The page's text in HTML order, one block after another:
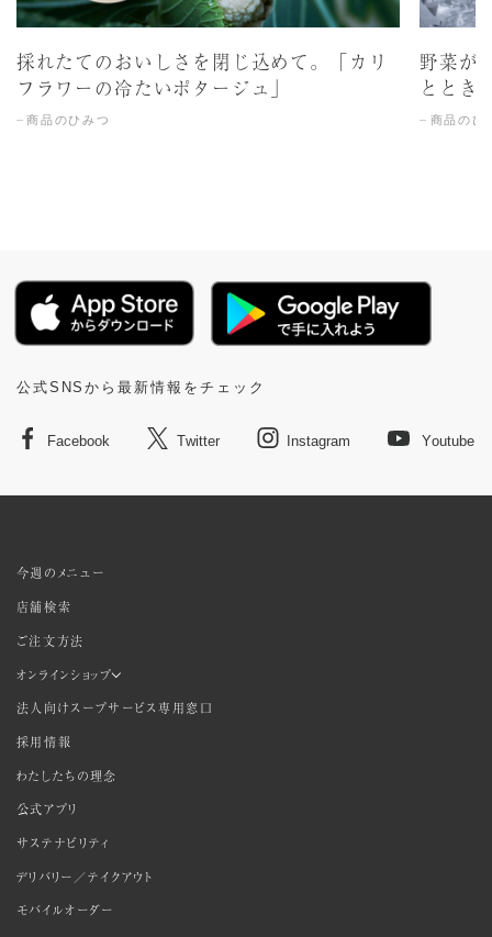
採れたてのおいしさを閉じ込めて。「カリ
フラワーの冷たいポタージュ」
商品のひみつ
野菜が
ととき
商品のひ
公式SNSから最新情報をチェック
Facebook Twitter Instagram Youtube
今週のメニュー
店舗検索
ご注文方法
オンラインショップ
法人向けスープサービス専用窓口
採用情報
わたしたちの理念
公式アプリ
サステナビリティ
デリバリー／テイクアウト
モバイルオーダー